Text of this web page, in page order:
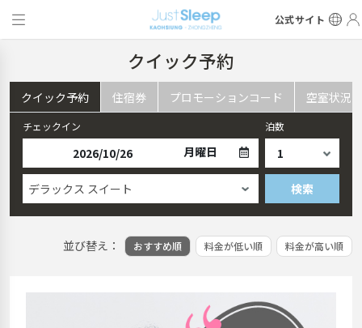
公式サイト
クイック予約
クイック予約 住宿券 プロモーションコード 空室状況
チェックイン
月曜日
泊数
デラックス スイート 検索
並び替え： おすすめ順 料金が低い順 料金が高い順